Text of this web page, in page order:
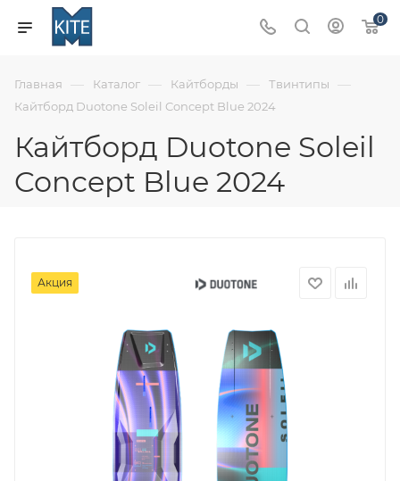
0
Главная — Каталог — Кайтборды — Твинтипы —
Кайтборд Duotone Soleil Concept Blue 2024
Кайтборд Duotone Soleil
Concept Blue 2024
Акция